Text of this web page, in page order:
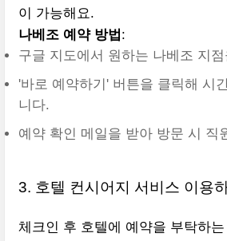
이 가능해요.
나베조 예약 방법 :
구글 지도에서 원하는 나베조 지
'바로 예약하기' 버튼을 클릭해 시
니다.
예약 확인 메일을 받아 방문 시 직
3. 호텔 컨시어지 서비스 이용하
체크인 후 호텔에 예약을 부탁하